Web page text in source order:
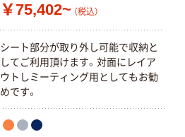
￥75,402~ （税込）
シート部分が取り外し可能で収納と
してご利用頂けます。対面にレイア
ウトしミーティング用としてもお勧
めです。